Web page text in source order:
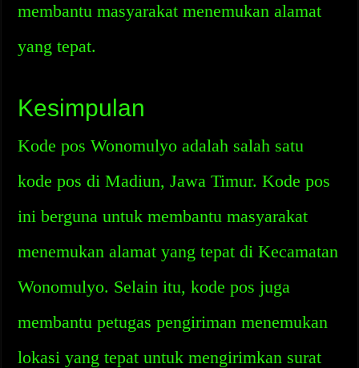
membantu masyarakat menemukan alamat
yang tepat.
Kesimpulan
Kode pos Wonomulyo adalah salah satu
kode pos di Madiun, Jawa Timur. Kode pos
ini berguna untuk membantu masyarakat
menemukan alamat yang tepat di Kecamatan
Wonomulyo. Selain itu, kode pos juga
membantu petugas pengiriman menemukan
lokasi yang tepat untuk mengirimkan surat